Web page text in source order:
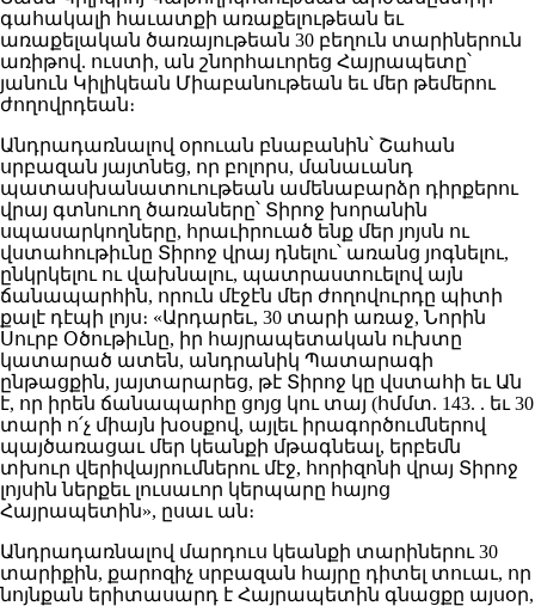
գահակալի հաւատքի առաքելութեան եւ
առաքելական ծառայութեան 30 բեղուն տարիներուն
առիթով. ուստի, ան շնորհաւորեց Հայրապետը՝
յանուն Կիլիկեան Միաբանութեան եւ մեր թեմերու
ժողովրդեան։
Անդրադառնալով օրուան բնաբանին՝ Շահան
սրբազան յայտնեց, որ բոլորս, մանաւանդ
պատասխանատուութեան ամենաբարձր դիրքերու
վրայ գտնուող ծառաները՝ Տիրոջ խորանին
սպասարկողները, հրաւիրուած ենք մեր յոյսն ու
վստահութիւնը Տիրոջ վրայ դնելու՝ առանց յոգնելու,
ընկրկելու ու վախնալու, պատրաստուելով այն
ճանապարհին, որուն մէջէն մեր ժողովուրդը պիտի
քալէ դէպի լոյս։ «Արդարեւ, 30 տարի առաջ, Նորին
Սուրբ Օծութիւնը, իր հայրապետական ուխտը
կատարած ատեն, անդրանիկ Պատարագի
ընթացքին, յայտարարեց, թէ Տիրոջ կը վստահի եւ Ան
է, որ իրեն ճանապարհը ցոյց կու տայ (հմմտ. 143. . եւ 30
տարի ո՛չ միայն խօսքով, այլեւ իրագործումներով
պայծառացաւ մեր կեանքի մթագնեալ, երբեմն
տխուր վերիվայրումներու մէջ, հորիզոնի վրայ Տիրոջ
լոյսին ներքեւ լուսաւոր կերպարը հայոց
Հայրապետին», ըսաւ ան։
Անդրադառնալով մարդուս կեանքի տարիներու 30
տարիքին, քարոզիչ սրբազան հայրը դիտել տուաւ, որ
նոյնքան երիտասարդ է Հայրապետին գնացքը այսօր,